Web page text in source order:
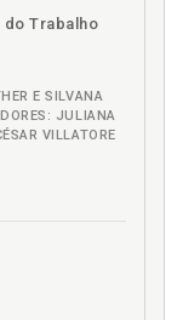
estrangeira, p.
jurídica
p. 17
de
do Trabalho
E SILVANA
JULIANA
VILLATORE